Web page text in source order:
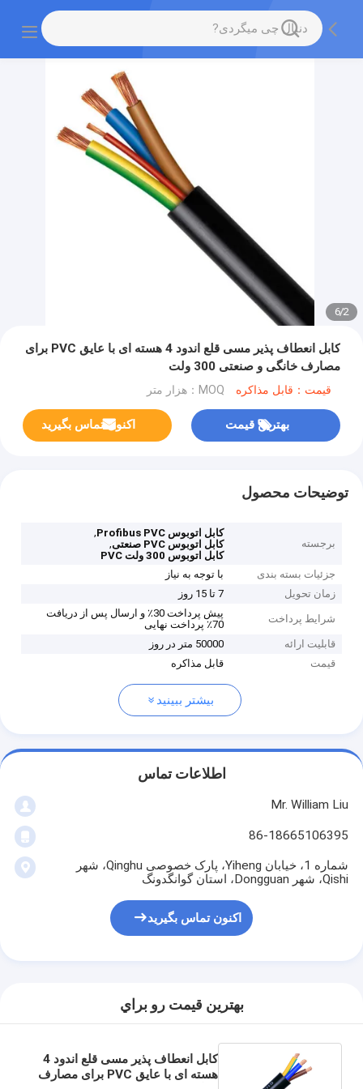
2
/
6
کابل انعطاف پذیر مسی قلع اندود 4 هسته ای با عایق PVC برای
مصارف خانگی و صنعتی 300 ولت
قیمت：قابل مذاکره MOQ：هزار متر
بهترین قیمت اکنون تماس بگیرید
توضیحات محصول
برجسته
کابل اتوبوس Profibus PVC
,
کابل اتوبوس PVC صنعتی
,
کابل اتوبوس 300 ولت PVC
جزئیات بسته بندی
با توجه به نیاز
زمان تحویل
7 تا 15 روز
شرایط پرداخت
پیش پرداخت 30٪ و ارسال پس از دریافت
70٪ پرداخت نهایی
قابلیت ارائه
50000 متر در روز
قیمت
قابل مذاکره
بیشتر ببینید
اطلاعات تماس
Mr. William Liu
86-18665106395
شماره 1، خیابان Yiheng، پارک خصوصی Qinghu، شهر
Qishi، شهر Dongguan، استان گوانگدونگ
اکنون تماس بگیرید
بهترين قيمت رو براي
کابل انعطاف پذیر مسی قلع اندود 4
هسته ای با عایق PVC برای مصارف